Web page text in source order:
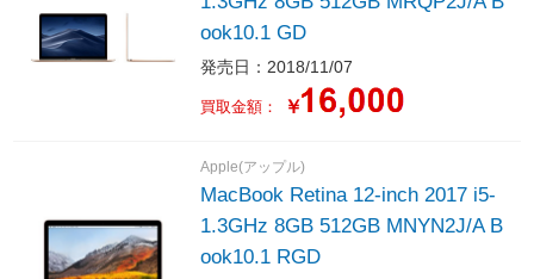
ook10.1 GD
発売日：2018/11/07
買取金額： ￥
Apple(アップル)
MacBook Retina 12-inch 2017 i5-
1.3GHz 8GB 512GB MNYN2J/A B
ook10.1 RGD